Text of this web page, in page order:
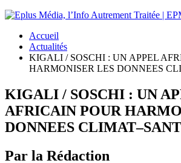
Accueil
Actualités
KIGALI / SOSCHI : UN APPEL
HARMONISER LES DONNEES
KIGALI / SOSCHI : UN
AFRICAIN POUR
DONNEES
Par la Rédaction